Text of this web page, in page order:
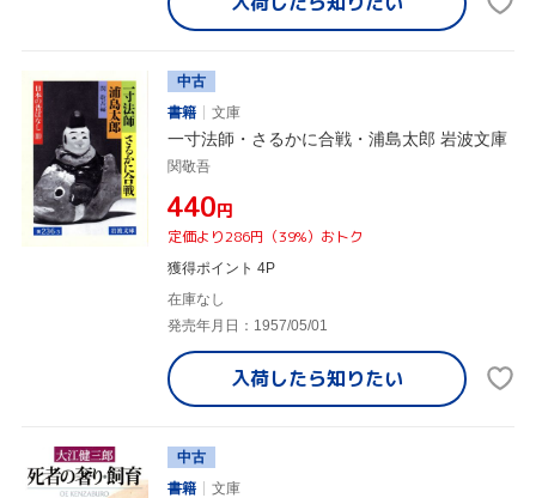
中古
書籍
文庫
一寸法師・さるかに合戦・浦島太郎 岩波文庫
関敬吾
¥440円
定価より286円（39%）おトク
獲得ポイント 4P
在庫なし
発売年月日：1957/05/01
入荷したら知りたい
中古
書籍
文庫